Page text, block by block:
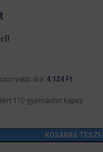
ára: 4 124 Ft
110 gyémántot kapsz.
KOSÁRBA